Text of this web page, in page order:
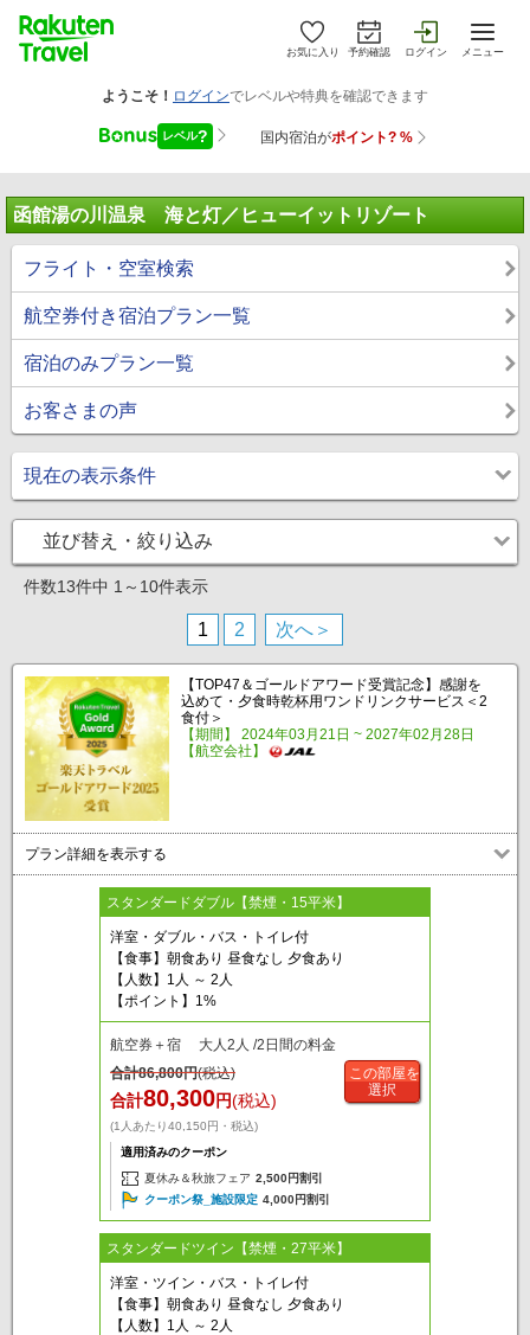
お気に入り 予約確認 ログイン メニュー
函館湯の川温泉 海と灯／ヒューイットリゾート
フライト・空室検索
航空券付き宿泊プラン一覧
宿泊のみプラン一覧
お客さまの声
現在の表示条件
並び替え・絞り込み
件数13件中 1～10件表示
1 2 次へ＞
【TOP47＆ゴールドアワード受賞記念】感謝を
込めて・夕食時乾杯用ワンドリンクサービス＜2
食付＞
【期間】 2024年03月21日 ~ 2027年02月28日
【航空会社】
プラン詳細を表示する
スタンダードダブル【禁煙・15平米】
洋室・ダブル・バス・トイレ付
【食事】朝食あり 昼食なし 夕食あり
【人数】1人 ～ 2人
【ポイント】1%
航空券＋宿 大人2人 /2日間の料金
合計86,800円(税込)
合計80,300円(税込)
(1人あたり40,150円・税込)
適用済みのクーポン
夏休み＆秋旅フェア 2,500円割引
クーポン祭_施設限定 4,000円割引
この部屋を
選択
スタンダードツイン【禁煙・27平米】
洋室・ツイン・バス・トイレ付
【食事】朝食あり 昼食なし 夕食あり
【人数】1人 ～ 2人